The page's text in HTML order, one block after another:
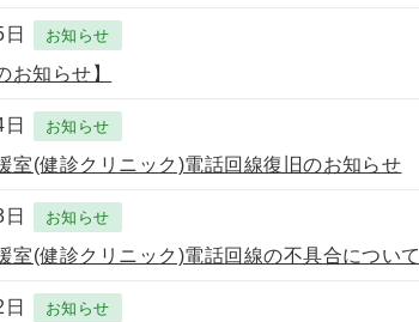
お知らせ
お知らせ】
お知らせ
室(健診クリニック)電話回線復旧のお知らせ
お知らせ
室(健診クリニック)電話回線の不具合について
お知らせ